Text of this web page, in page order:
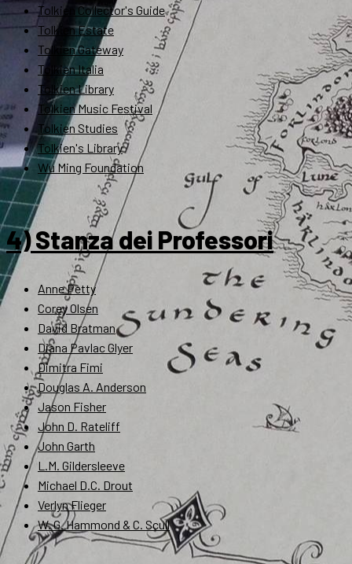
Tolkien Collector's Guide
Tolkien Estate
Tolkien Gateway
Tolkien Italia
Tolkien Library
Tolkien Music Festival
Tolkien Studies
Tolkien's Library
Wu Ming Foundation
4) Stanza dei Professori
Anne Petty
Corey Olsen
David Bratman
Diana Pavlac Glyer
Dimitra Fimi
Douglas A. Anderson
Jason Fisher
John D. Rateliff
John Garth
L.M. Gildersleeve
Michael D.C. Drout
Verlyn Flieger
W. G. Hammond & C. Scull